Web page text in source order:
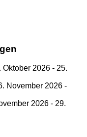
Oktober 2026 - 25.
November 2026 -
2026 - 29.